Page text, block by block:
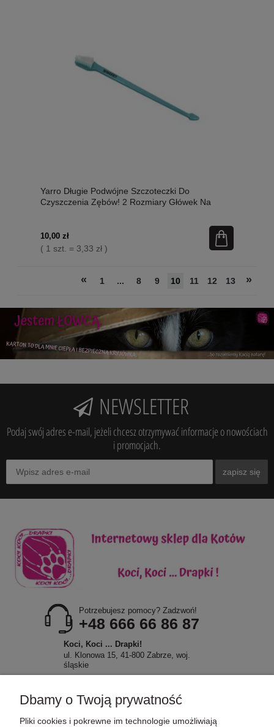
Yarro Długie Podwójne Szczoteczki Do
Czyszczenia Zębów! 2 Rozmiary Główek Na
10,00 zł
( 1 szt. = 3,33 zł )
« 1 ... 8 9 10 11 12 13 »
NEWSLETTER
Podaj swój adres e-mail, jeżeli chcesz otrzymywać informacje o nowościach
i promocjach.
zapisz się
Potrzebujesz pomocy? Zadzwoń!
+48 666 66 86 87
Koci, Koci ... Drapki!
ul. Klonowa 15, 41-800 Zabrze, woj.
śląskie
Dbamy o Twoją prywatność
Pliki cookies i pokrewne im technologie umożliwiają